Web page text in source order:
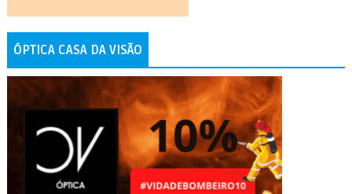
ÓPTICA CASA DA VISÃO